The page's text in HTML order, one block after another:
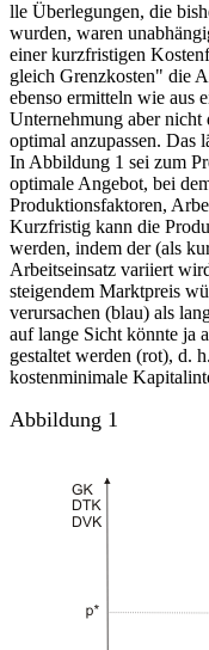
lle Überlegungen, die
wurden, waren
einer kurzfristigen
gleich Grenzkosten" die
ebenso ermitteln wie aus
Unternehmung aber
optimal anzupassen. Das
In Abbildung 1 sei zum
optimale Angebot, bei
Produktionsfaktoren,
Kurzfristig kann die
werden, indem der (als
Arbeitseinsatz variiert
steigendem Marktpreis
verursachen (blau) als
auf lange Sicht könnte ja
gestaltet werden (rot), d.
kostenminimale
Abbildung 1